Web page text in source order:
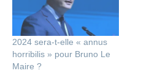
2024 sera-t-elle « annus
horribilis » pour Bruno Le
Maire ?